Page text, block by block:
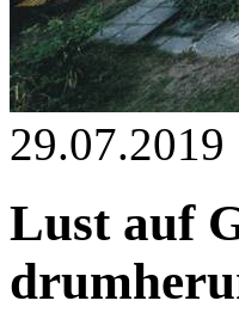
29.07.2019
Lust auf